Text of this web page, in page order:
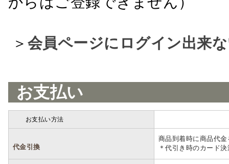
＞ 会員ページにログイン出来
お支払い
お支払い方法
代金引換
商品到着時に商品代
＊代引き時のカード